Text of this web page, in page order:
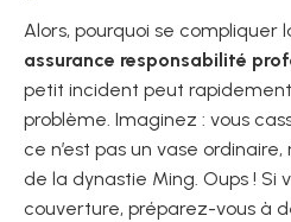
Alors, pourquoi se compliquer
assurance responsabilité
petit incident peut
problème. Imaginez : vous
ce n’est pas un vase
de la dynastie Ming. Oups ! Si
couverture, préparez-vous à